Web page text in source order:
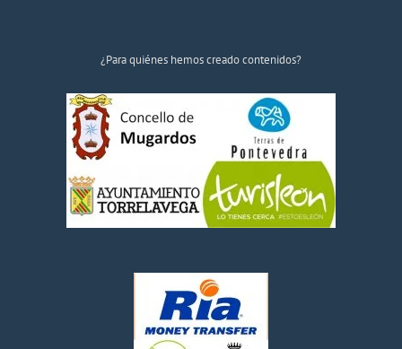
¿Para quiénes hemos creado contenidos?